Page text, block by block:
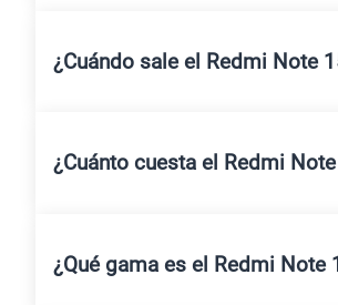
¿Cuándo sale el Redmi Note
¿Cuánto cuesta el Redmi
¿Qué gama es el Redmi Note